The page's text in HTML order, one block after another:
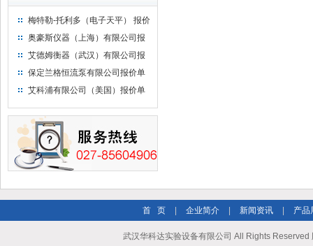
梅特勒-托利多（电子天平） 报价
单
奥豪斯仪器（上海）有限公司报
价单
艾德姆衡器（武汉）有限公司报
价单
保定兰格恒流泵有限公司报价单
艾科浦有限公司（美国）报价单
首 页 企业简介 新闻资讯 产品
武汉华科达实验设备有限公司 All Rights Reserved